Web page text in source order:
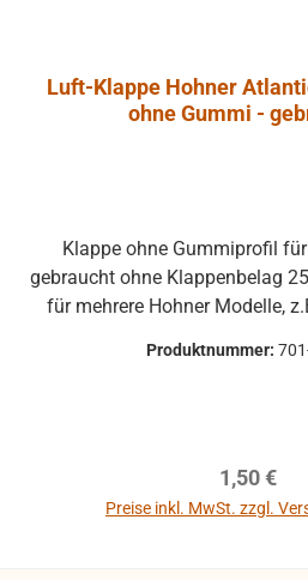
Luft-Klappe Hohner
ohne Gummi -
gebraucht ohne Klappenbelag 25x22 mm passend
für mehrere Hohner Modelle,
um Rücksendungen zu
gehen auf Kosten des Käufers. bei defekten Artikel
Produktnummer:
Regulärer
1,50 €
Preise inkl. MwSt. zzgl.